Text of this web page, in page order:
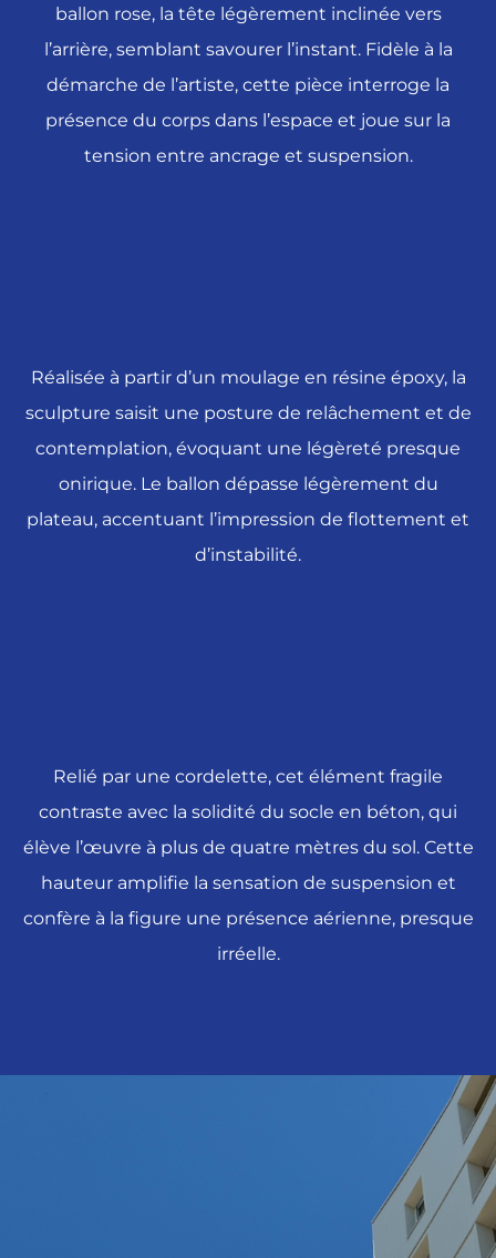
ballon rose, la tête légèrement inclinée vers
l’arrière, semblant savourer l’instant. Fidèle à la
démarche de l’artiste, cette pièce interroge la
présence du corps dans l’espace et joue sur la
tension entre ancrage et suspension.
Réalisée à partir d’un moulage en résine époxy, la
sculpture saisit une posture de relâchement et de
contemplation, évoquant une légèreté presque
onirique. Le ballon dépasse légèrement du
plateau, accentuant l’impression de flottement et
d’instabilité.
Relié par une cordelette, cet élément fragile
contraste avec la solidité du socle en béton, qui
élève l’œuvre à plus de quatre mètres du sol. Cette
hauteur amplifie la sensation de suspension et
confère à la figure une présence aérienne, presque
irréelle.